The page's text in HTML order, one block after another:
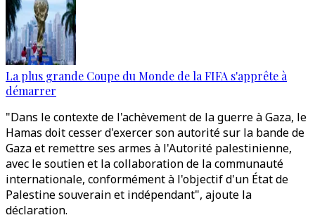
La plus grande Coupe du Monde de la FIFA s'apprête à
démarrer
"Dans le contexte de l'achèvement de la guerre à Gaza, le
Hamas doit cesser d'exercer son autorité sur la bande de
Gaza et remettre ses armes à l'Autorité palestinienne,
avec le soutien et la collaboration de la communauté
internationale, conformément à l'objectif d'un État de
Palestine souverain et indépendant", ajoute la
déclaration.